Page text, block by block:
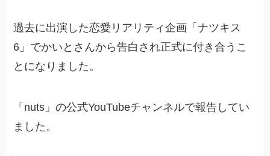
過去に出演した恋愛リアリティ企画「ナツキス
6」でかいとさんから告白され正式に付き合うこ
とになりました。
「nuts」の公式YouTubeチャンネルで報告してい
ました。